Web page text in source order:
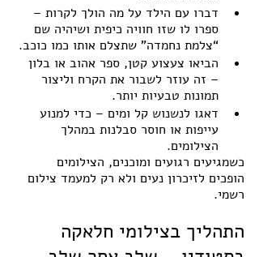
דברו עם הילד על מה הולך לקרות –
ספרו לו שזו חוויה כיפית ושיהיה שם
“צלמת נחמדה” שתצלם אותו כמו כוכב.
הביאו צעצוע קטן, ספר אהוב או בלון
– זה עוזר לשבור את הקרח וליצור
תמונות טבעיות יותר.
דאגו לנשנוש קל ומים – כדי למנוע
עייפות או חוסר סבלנות במהלך
הצילומים.
כשמגיעים רגועים ומוכנים, הצילומים
הופכים לזיכרון נעים ולא רק למעמד צילום
רשמי.
התהליך בצילומי חלאקה